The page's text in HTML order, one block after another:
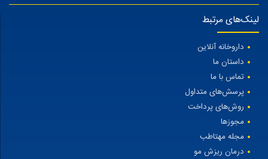
لینک‌های مرتبط
داروخانه آنلاین
داستان ما
تماس با ما
پرسش‌های متداول
روش‌های پرداخت
مجوزها
مجله مهتاطب
درمان ریزش مو